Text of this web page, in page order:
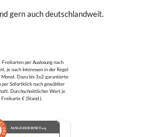
gern auch deutschlandweit.
per Auslosung nach
je nach Interessen in der Regel
Dazu bis 3x2 garantierte
per Sofortklick nach gewählter
Durchschnittlicher Wert je
Freikarte € (Stand ).
AUSGEZEICHNET.org